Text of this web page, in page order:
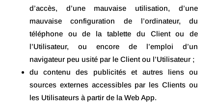
d’accès, d’une mauvaise utilisation, d’une
mauvaise configuration de l’ordinateur, du
téléphone ou de la tablette du Client ou de
l’Utilisateur, ou encore de l’emploi d’un
navigateur peu usité par le Client ou l’Utilisateur ;
du contenu des publicités et autres liens ou
sources externes accessibles par les Clients ou
les Utilisateurs à partir de la Web App.